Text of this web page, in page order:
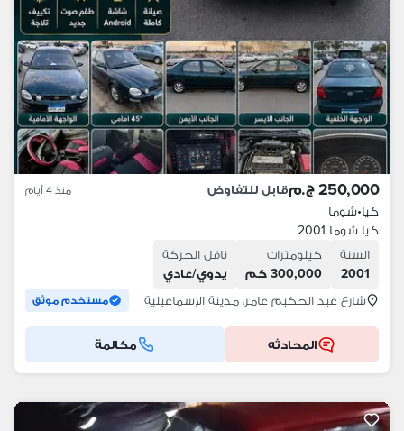
250,000 ج.م قابل للتفاوض منذ 4 أيام
كيا•شوما
كيا شوما 2001
السنة
2001
كيلومترات
300,000 كم
ناقل الحركة
يدوي/عادي
شارع عبد الحكبم عامر، مدينة الإسماعيلية
مستخدم موثق
المحادثه مكالمة